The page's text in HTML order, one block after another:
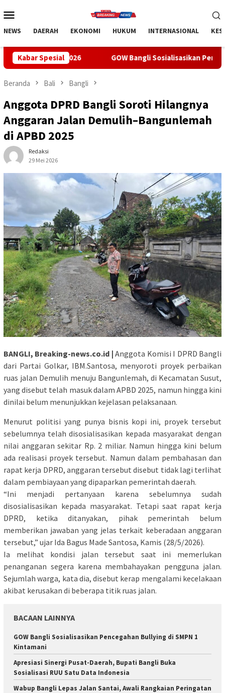
ke
Mobile
NEWS DAERAH EKONOMI HUKUM INTERNASIONAL
Kabar Spesial
GOW Bangli Sosialisasikan Pencegahan Bullying di
Beranda Bali Bangli
Anggota DPRD Bangli Soroti Hilangnya
Anggaran Jalan Demulih–Bangunlemah
di APBD 2025
Redaksi
29 Mei 2026
BANGLI, Breaking-news.co.id |Anggota Komisi I DPRD Bangli
dari Partai Golkar, IBM.Santosa, menyoroti proyek perbaikan
ruas jalan Demulih menuju Bangunlemah, di Kecamatan Susut,
yang disebut telah masuk dalam APBD 2025, namun hingga kini
dinilai belum menunjukkan kejelasan pelaksanaan.
Menurut politisi yang punya bisnis kopi ini, proyek tersebut
sebelumnya telah disosialisasikan kepada masyarakat dengan
nilai anggaran sekitar Rp. 2 miliar. Namun hingga kini belum
ada realisasi proyek tersebut. Namun dalam pembahasan dan
rapat kerja DPRD, anggaran tersebut disebut tidak lagi terlihat
dalam pembiayaan yang dipaparkan pemerintah daerah.
“Ini menjadi pertanyaan karena sebelumnya sudah
disosialisasikan kepada masyarakat. Tetapi saat rapat kerja
DPRD, ketika ditanyakan, pihak pemerintah belum
memberikan jawaban yang jelas terkait keberadaan anggaran
tersebut,” ujar Ida Bagus Made Santosa, Kamis (28/5/2026).
Ia melihat kondisi jalan tersebut saat ini memerlukan
penanganan segera karena membahayakan pengguna jalan.
Sejumlah warga, kata dia, disebut kerap mengalami kecelakaan
akibat kerusakan di beberapa titik ruas jalan.
BACAAN LAINNYA
GOW Bangli Sosialisasikan Pencegahan Bullying di SMPN 1
Kintamani
Apresiasi Sinergi Pusat-Daerah, Bupati Bangli Buka
Sosialisasi RUU Satu Data Indonesia
Wabup Bangli Lepas Jalan Santai, Awali Rangkaian Peringatan